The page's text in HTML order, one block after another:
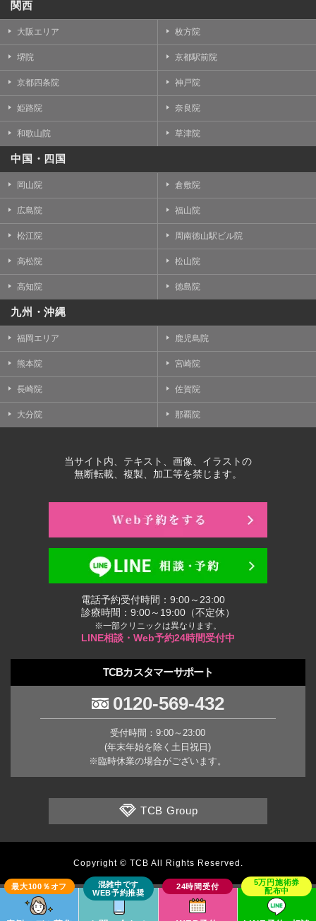
関西
大阪エリア 枚方院
堺院 京都駅前院
京都四条院 神戸院
姫路院 奈良院
和歌山院 草津院
中国・四国
岡山院 倉敷院
広島院 福山院
松江院 周南徳山駅ビル院
高松院 松山院
高知院 徳島院
九州・沖縄
福岡エリア 鹿児島院
熊本院 宮崎院
長崎院 佐賀院
大分院 那覇院
当サイト内、テキスト、画像、イラストの
無断転載、複製、加工等を禁じます。
電話予約受付時間：9:00～23:00
診療時間：9:00～19:00（不定休）
※一部クリニックは異なります。
LINE相談・Web予約24時間受付中
TCBカスタマーサポート
0120-569-432
受付時間：9:00～23:00
(年末年始を除く土日祝日)
※臨時休業の場合がございます。
TCB Group
Copyright © TCB All Rights Reserved.